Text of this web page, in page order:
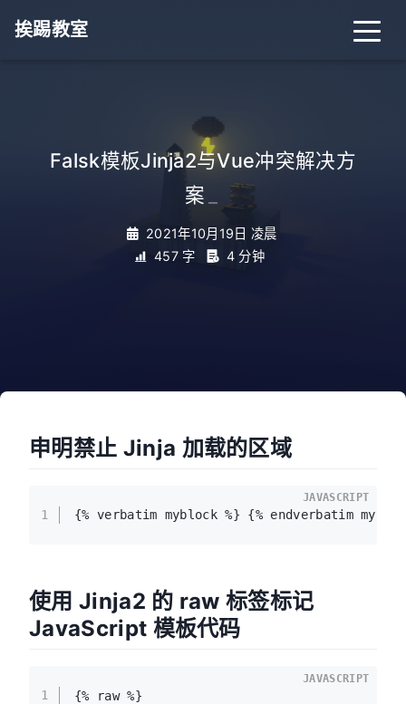
挨踢教室
Falsk模板Jinja2与Vue冲突解决方
案
2021年10月19日 凌晨
457 字
4 分钟
申明禁止 Jinja 加载的区域
1 {% verbatim myblock %} {% endverbatim
JAVASCRIPT
使用 Jinja2 的 raw 标签标记
JavaScript 模板代码
1
{% raw %}
JAVASCRIPT